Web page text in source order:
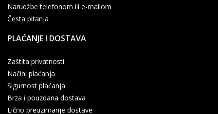
Narudžbe telefonom ili e-mailom
Česta pitanja
PLAĆANJE I DOSTAVA
Zaštita privatnosti
Načini plaćanja
Sigurnost plaćanja
Brza i pouzdana dostava
Lično preuzimanje dostave